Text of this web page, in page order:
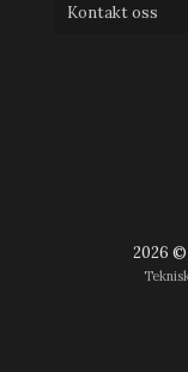
Kontakt oss
2026